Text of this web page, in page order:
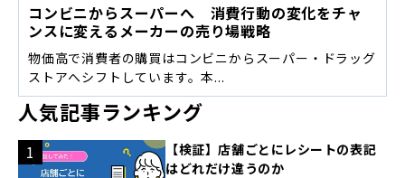
コンビニからスーパーへ 消費行動の変化をチャ
ンスに変えるメーカーの売り場戦略
物価高で消費者の購買はコンビニからスーパー・ドラッグ
ストアへシフトしています。本...
人気記事ランキング
【検証】店舗ごとにレシートの表記
はどれだけ違うのか